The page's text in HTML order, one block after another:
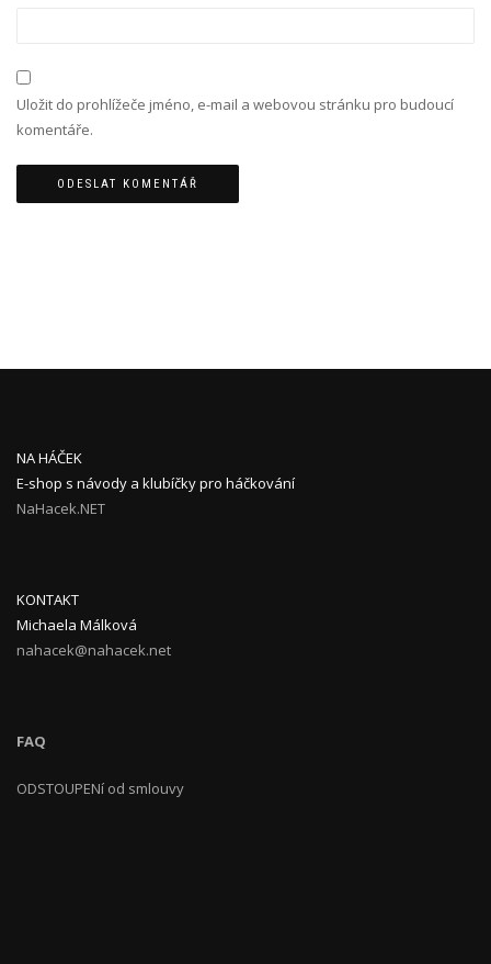
Uložit do prohlížeče jméno, e-mail a webovou stránku pro budoucí
komentáře.
NA HÁČEK
E-shop s návody a klubíčky pro háčkování
NaHacek.NET
KONTAKT
Michaela Málková
nahacek@nahacek.net
FAQ
ODSTOUPENí od smlouvy